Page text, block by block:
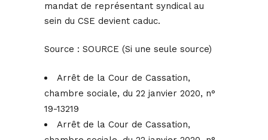
mandat de représentant syndical au
sein du CSE devient caduc.
Source : SOURCE (Si une seule source)
Arrêt de la Cour de Cassation,
chambre sociale, du 22 janvier 2020, n°
19-13219
Arrêt de la Cour de Cassation,